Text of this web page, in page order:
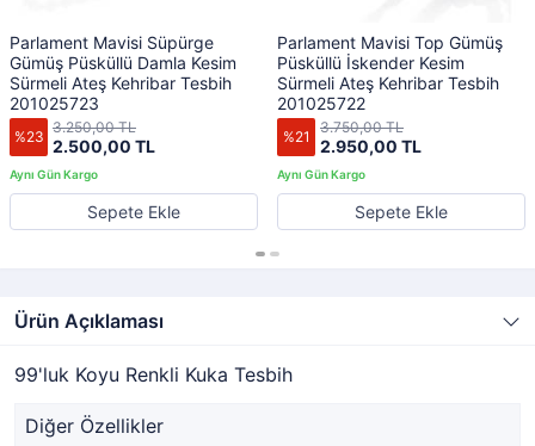
Parlament Mavisi Süpürge
Gümüş Püsküllü Damla Kesim
Sürmeli Ateş Kehribar Tesbih
201025723
%23 2.500,00 TL
3.250,00 TL
Sepete Ekle
Parlament Mavisi Top Gümüş
Püsküllü İskender Kesim
Sürmeli Ateş Kehribar Tesbih
201025722
%21 2.950,00 TL
3.750,00 TL
Sepete Ekle
Ürün Açıklaması
99'luk Koyu Renkli Kuka Tesbih
Diğer Özellikler